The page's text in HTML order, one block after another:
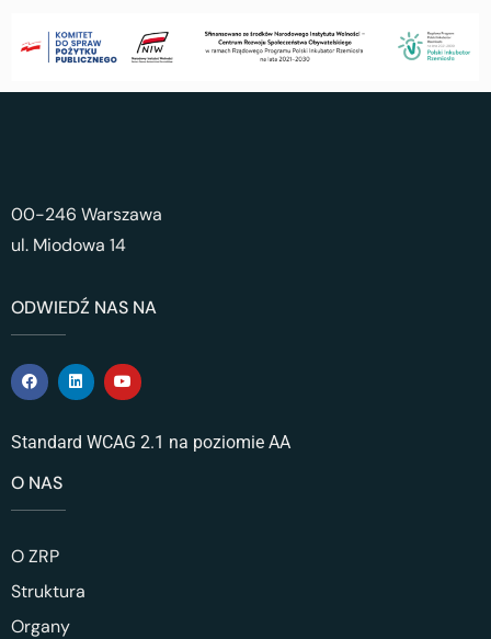
00-246 Warszawa
ul. Miodowa 14
ODWIEDŹ NAS NA
Standard WCAG 2.1 na poziomie AA
O NAS
O ZRP
Struktura
Organy